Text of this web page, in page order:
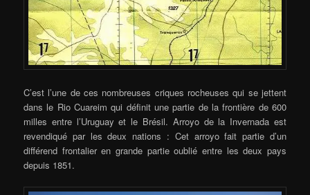
C’est l’une de ces nombreuses criques rocheuses qui se jettent
dans le Rio Cuareim qui définit une partie de la frontière de 600
milles entre l’Uruguay et le Brésil. Arroyo de la Invernada est
revendiqué par les deux nations : Cet arroyo fait partie d’un
différend frontalier en grande partie oublié entre les deux pays
depuis 1851.